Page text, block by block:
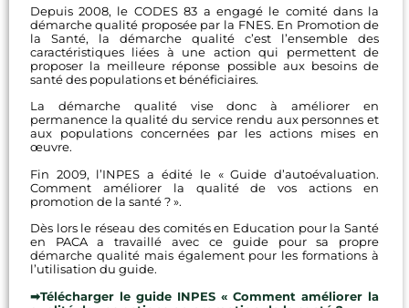
Depuis 2008, le CODES 83 a engagé le comité dans la
démarche qualité proposée par la FNES. En Promotion de
la Santé, la démarche qualité c’est l’ensemble des
caractéristiques liées à une action qui permettent de
proposer la meilleure réponse possible aux besoins de
santé des populations et bénéficiaires.
La démarche qualité vise donc à améliorer en
permanence la qualité du service rendu aux personnes et
aux populations concernées par les actions mises en
œuvre.
Fin 2009, l’INPES a édité le « Guide d’autoévaluation.
Comment améliorer la qualité de vos actions en
promotion de la santé ? ».
Dès lors le réseau des comités en Education pour la Santé
en PACA a travaillé avec ce guide pour sa propre
démarche qualité mais également pour les formations à
l’utilisation du guide.
➡Télécharger le guide INPES « Comment améliorer la